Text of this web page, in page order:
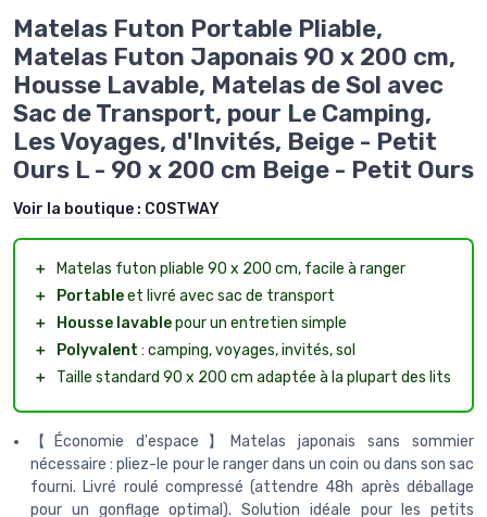
Matelas Futon Portable Pliable,
Matelas Futon Japonais 90 x 200 cm,
Housse Lavable, Matelas de Sol avec
Sac de Transport, pour Le Camping,
Les Voyages, d'Invités, Beige - Petit
Ours L - 90 x 200 cm Beige - Petit Ours
Voir la boutique : COSTWAY
＋
Matelas futon pliable 90 x 200 cm, facile à ranger
＋
Portableet livré avec sac de transport
＋
Housse lavablepour un entretien simple
＋
Polyvalent : camping, voyages, invités, sol
＋
Taille standard 90 x 200 cm adaptée à la plupart des lits
【Économie d'espace】Matelas japonais sans sommier
nécessaire : pliez-le pour le ranger dans un coin ou dans son sac
fourni. Livré roulé compressé (attendre 48h après déballage
pour un gonflage optimal). Solution idéale pour les petits